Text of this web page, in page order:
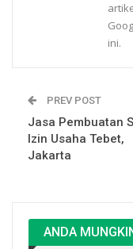
ini.
PREV POST
Jasa Pembuatan
Izin Usaha Tebet,
Jakarta
ANDA